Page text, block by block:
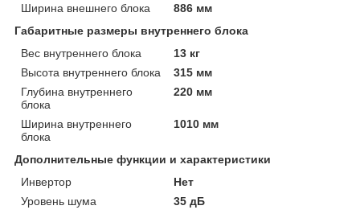
Ширина внешнего блока
886 мм
Габаритные размеры внутреннего блока
Вес внутреннего блока
13 кг
Высота внутреннего блока
315 мм
Глубина внутреннего
блока
220 мм
Ширина внутреннего
блока
1010 мм
Дополнительные функции и характеристики
Инвертор
Нет
Уровень шума
35 дБ